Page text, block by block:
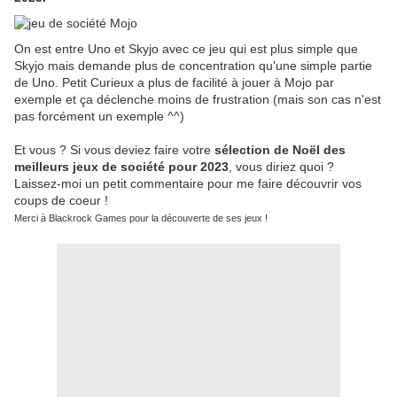
On est entre Uno et Skyjo avec ce jeu qui est plus simple que
Skyjo mais demande plus de concentration qu'une simple partie
de Uno. Petit Curieux a plus de facilité à jouer à Mojo par
exemple et ça déclenche moins de frustration (mais son cas n'est
pas forcément un exemple ^^)
Et vous ? Si vous deviez faire votre sélection de Noël des
meilleurs jeux de société pour 2023 , vous diriez quoi ?
Laissez-moi un petit commentaire pour me faire découvrir vos
coups de coeur !
Merci à Blackrock Games pour la découverte de ses jeux !